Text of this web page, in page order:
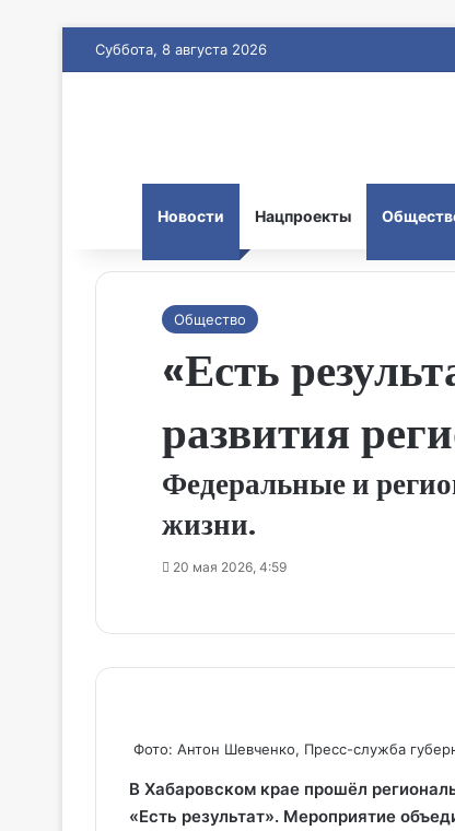
Суббота, 8 августа 2026
Новости Нацпроекты
Общество
«Есть
развития
Федеральные и
жизни.
20 мая 2026, 4:59
Фото: Антон Шевченко, Пресс-служба
В Хабаровском крае прошёл
«Есть результат». Мероприятие